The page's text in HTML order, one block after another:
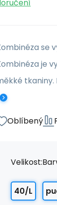
se
je
Oblíbený
Velikost:
40/L